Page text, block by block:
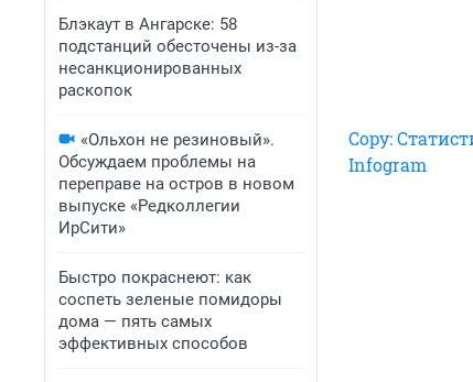
Блэкаут в Ангарске: 58
подстанций обесточены из-за
несанкционированных
раскопок
«Ольхон не резиновый».
Обсуждаем проблемы на
переправе на остров в новом
выпуске «Редколлегии
ИрСити»
Быстро покраснеют: как
соспеть зеленые помидоры
дома — пять самых
эффективных способов
Copy:
Infogram